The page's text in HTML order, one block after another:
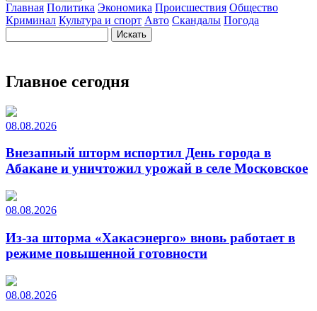
Главная Политика Экономика Происшествия Общество
Криминал Культура и спорт Авто Скандалы Погода
Главное сегодня
08.08.2026
Внезапный шторм испортил День города в
Абакане и уничтожил урожай в селе Московское
08.08.2026
Из-за шторма «Хакасэнерго» вновь работает в
режиме повышенной готовности
08.08.2026